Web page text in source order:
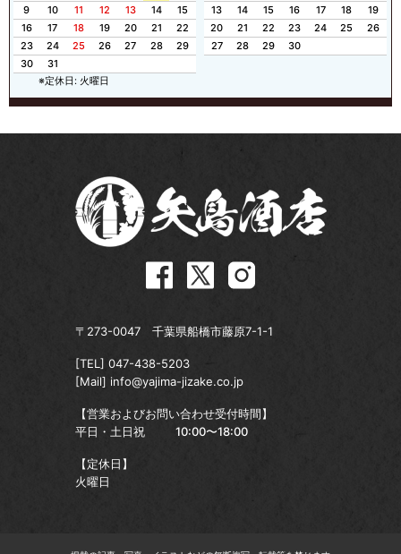
9
10 11 12 13 14
15
16
17 18 19 20 21
22
23
24 25 26 27 28
29
30
31
13
14 15 16 17 18
19
20
21 22 23 24 25
26
27
28 29 30
※定休日: 火曜日
〒273-0047 千葉県船橋市藤原7-1-1
[TEL] 047-438-5203
[Mail] info@yajima-jizake.co.jp
【営業およびお問い合わせ受付時間】
平日・土日祝
10:00〜18:00
【定休日】
火曜日